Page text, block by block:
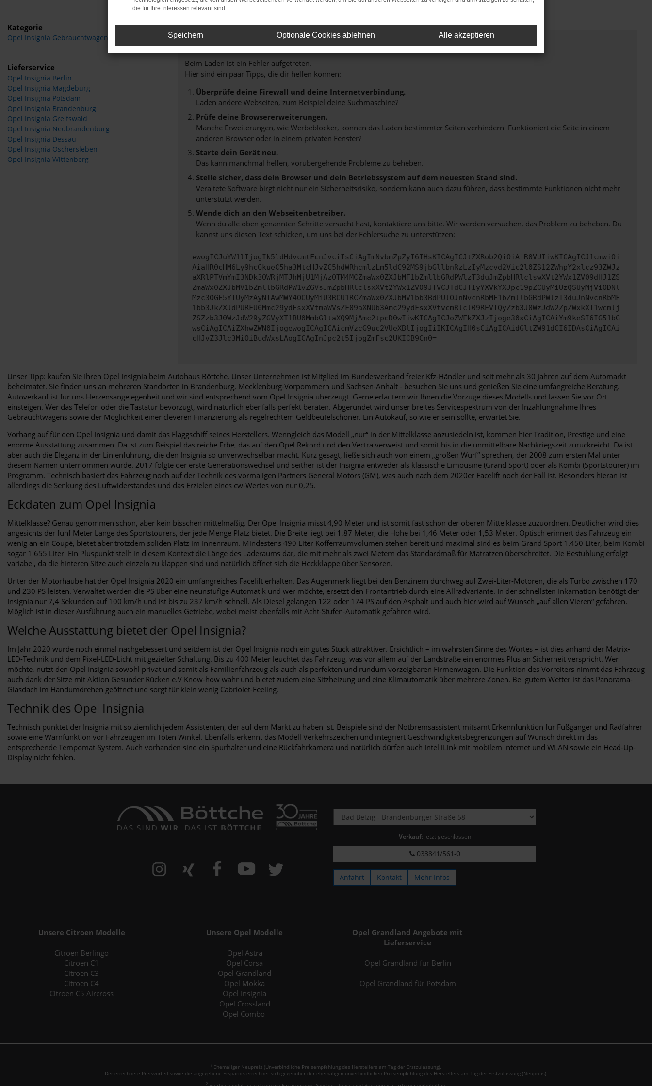
Kategorie
Opel Insignia Gebrauchtwagen
Lieferservice
Opel Insignia Berlin
Opel Insignia Magdeburg
Opel Insignia Potsdam
Opel Insignia Brandenburg
Opel Insignia Greifswald
Opel Insignia Neubrandenburg
Opel Insignia Dessau
Opel Insignia Oschersleben
Opel Insignia Wittenberg
Fehler: Network Error
Beim Laden ist ein Fehler aufgetreten.
Hier sind ein paar Tipps, die dir helfen können:
Überprüfe deine Firewall und deine Internetverbindung.
Laden andere Webseiten, zum Beispiel deine Suchmaschine?
Prüfe deine Browsererweiterungen.
Manche Erweiterungen, wie Werbeblocker, können das Laden bestimmter Seiten verhindern. Funktioniert die Seite in einem
anderen Browser oder in einem privaten Fenster?
Starte dein Gerät neu.
Das kann manchmal helfen, vorübergehende Probleme zu beheben.
Stelle sicher, dass dein Browser und dein Betriebssystem auf dem neuesten Stand sind.
Veraltete Software birgt nicht nur ein Sicherheitsrisiko, sondern kann auch dazu führen, dass bestimmte Funktionen nicht mehr
unterstützt werden.
Wende dich an den Webseitenbetreiber.
Wenn du alle oben genannten Schritte versucht hast, kontaktiere uns bitte. Wir werden versuchen, das Problem zu beheben. Du
kannst uns diesen Text schicken, um uns bei der Fehlersuche zu unterstützen:
ewogICJuYW1lIjogIk5ldHdvcmtFcnJvciIsCiAgImNvbmZpZyI6IHsKICAgICJtZXRob2QiOiAiR0VUIiwKICAgICJ1cmwiOi
AiaHR0cHM6Ly9hcGkueC5ha3MtcHJvZC5hdWRhcmlzLm5ldC92MS9jbGllbnRzLzIyMzcvd2Vic2l0ZS12ZWhpY2xlcz93ZWJz
aXRlPTVmYmI3NDk3OWRjMTJhMjU1MjAzOTM4MCZmaWx0ZXJbMF1bZmllbGRdPWlzT3duJmZpbHRlclswXVt2YWx1ZV09dHJ1ZS
ZmaWx0ZXJbMV1bZmllbGRdPW1vZGVsJmZpbHRlclsxXVt2YWx1ZV09JTVCJTdCJTIyYXVkYXJpc19pZCUyMiUzQSUyMjViODNl
Mzc3OGE5YTUyMzAyNTAwMWY4OCUyMiU3RCU1RCZmaWx0ZXJbMV1bb3BdPUlOJnNvcnRbMF1bZmllbGRdPWlzT3duJnNvcnRbMF
1bb3JkZXJdPURFU0Mmc29ydFsxXVtmaWVsZF09aXNUb3Amc29ydFsxXVtvcmRlcl09REVTQyZzb3J0WzJdW2ZpZWxkXT1wcmlj
ZSZzb3J0WzJdW29yZGVyXT1BU0MmbGltaXQ9MjAmc2tpcD0wIiwKICAgICJoZWFkZXJzIjoge30sCiAgICAiYm9keSI6IG51bG
wsCiAgICAiZXhwZWN0IjogewogICAgICAicmVzcG9uc2VUeXBlIjogIiIKICAgIH0sCiAgICAidGltZW91dCI6IDAsCiAgICAi
cHJvZ3Jlc3MiOiBudWxsLAogICAgInJpc2t5IjogZmFsc2UKICB9Cn0=
Unser Tipp: kaufen Sie Ihren Opel Insignia beim Autohaus Böttche. Unser Unternehmen ist Mitglied im Bundesverband freier Kfz-Händler und seit mehr als 30 Jahren auf dem Automarkt
beheimatet. Sie finden uns an mehreren Standorten in Brandenburg, Mecklenburg-Vorpommern und Sachsen-Anhalt - besuchen Sie uns und genießen Sie eine umfangreiche Beratung.
Autoverkauf ist für uns Herzensangelegenheit und wir sind entsprechend vom Opel Insignia überzeugt. Gerne erläutern wir Ihnen die Vorzüge dieses Modells und lassen Sie vor Ort
einsteigen. Wer das Telefon oder die Tastatur bevorzugt, wird natürlich ebenfalls perfekt beraten. Abgerundet wird unser breites Servicespektrum von der Inzahlungnahme Ihres
Gebrauchtwagens sowie der Möglichkeit einer cleveren Finanzierung als regelrechtem Geldbeutelschoner. Ein Autokauf, so wie er sein sollte, erwartet Sie.
Vorhang auf für den Opel Insignia und damit das Flaggschiff seines Herstellers. Wenngleich das Modell „nur“ in der Mittelklasse anzusiedeln ist, kommen hier Tradition, Prestige und eine
enorme Ausstattung zusammen. Da ist zum Beispiel das reiche Erbe, das auf den Opel Rekord und den Vectra verweist und somit bis in die unmittelbare Nachkriegszeit zurückreicht. Da ist
aber auch die Eleganz in der Linienführung, die den Insignia so unverwechselbar macht. Kurz gesagt, ließe sich auch von einem „großen Wurf“ sprechen, der 2008 zum ersten Mal unter
diesem Namen unternommen wurde. 2017 folgte der erste Generationswechsel und seither ist der Insignia entweder als klassische Limousine (Grand Sport) oder als Kombi (Sportstourer) im
Programm. Technisch basiert das Fahrzeug noch auf der Technik des vormaligen Partners General Motors (GM), was auch nach dem 2020er Facelift noch der Fall ist. Besonders hieran ist
allerdings die Senkung des Luftwiderstandes und das Erzielen eines cw-Wertes von nur 0,25.
Eckdaten zum Opel Insignia
Mittelklasse? Genau genommen schon, aber kein bisschen mittelmäßig. Der Opel Insignia misst 4,90 Meter und ist somit fast schon der oberen Mittelklasse zuzuordnen. Deutlicher wird dies
angesichts der fünf Meter Länge des Sportstourers, der jede Menge Platz bietet. Die Breite liegt bei 1,87 Meter, die Höhe bei 1,46 Meter oder 1,53 Meter. Optisch erinnert das Fahrzeug ein
wenig an ein Coupé, bietet aber trotzdem soliden Platz im Innenraum. Mindestens 490 Liter Kofferraumvolumen stehen bereit und maximal sind es beim Grand Sport 1.450 Liter, beim Kombi
sogar 1.655 Liter. Ein Pluspunkt stellt in diesem Kontext die Länge des Laderaums dar, die mit mehr als zwei Metern das Standardmaß für Matratzen überschreitet. Die Bestuhlung erfolgt
variabel, da die hinteren Sitze auch einzeln zu klappen sind und natürlich öffnet sich die Heckklappe über Sensoren.
Unter der Motorhaube hat der Opel Insignia 2020 ein umfangreiches Facelift erhalten. Das Augenmerk liegt bei den Benzinern durchweg auf Zwei-Liter-Motoren, die als Turbo zwischen 170
und 230 PS leisten. Verwaltet werden die PS über eine neunstufige Automatik und wer möchte, ersetzt den Frontantrieb durch eine Allradvariante. In der schnellsten Inkarnation benötigt der
Insignia nur 7,4 Sekunden auf 100 km/h und ist bis zu 237 km/h schnell. Als Diesel gelangen 122 oder 174 PS auf den Asphalt und auch hier wird auf Wunsch „auf allen Vieren“ gefahren.
Möglich ist in dieser Ausführung auch ein manuelles Getriebe, wobei meist ebenfalls mit Acht-Stufen-Automatik gefahren wird.
Welche Ausstattung bietet der Opel Insignia?
Im Jahr 2020 wurde noch einmal nachgebessert und seitdem ist der Opel Insignia noch ein gutes Stück attraktiver. Ersichtlich – im wahrsten Sinne des Wortes – ist dies anhand der Matrix-
LED-Technik und dem Pixel-LED-Licht mit gezielter Schaltung. Bis zu 400 Meter leuchtet das Fahrzeug, was vor allem auf der Landstraße ein enormes Plus an Sicherheit verspricht. Wer
möchte, nutzt den Opel Insignia sowohl privat und somit als Familienfahrzeug als auch als perfekten und rundum vorzeigbaren Firmenwagen. Die Funktion des Vorreiters nimmt das Fahrzeug
auch dank der Sitze mit Aktion Gesunder Rücken e.V Know-how wahr und bietet zudem eine Sitzheizung und eine Klimautomatik über mehrere Zonen. Bei gutem Wetter ist das Panorama-
Glasdach im Handumdrehen geöffnet und sorgt für klein wenig Cabriolet-Feeling.
Technik des Opel Insignia
Technisch punktet der Insignia mit so ziemlich jedem Assistenten, der auf dem Markt zu haben ist. Beispiele sind der Notbremsassistent mitsamt Erkennfunktion für Fußgänger und Radfahrer
sowie eine Warnfunktion vor Fahrzeugen im Toten Winkel. Ebenfalls erkennt das Modell Verkehrszeichen und integriert Geschwindigkeitsbegrenzungen auf Wunsch direkt in das
entsprechende Tempomat-System. Auch vorhanden sind ein Spurhalter und eine Rückfahrkamera und natürlich dürfen auch IntelliLink mit mobilem Internet und WLAN sowie ein Head-Up-
Display nicht fehlen.
Verkauf: jetzt geschlossen
033841/561-0
Anfahrt Kontakt Mehr Infos
Unsere Citroen Modelle
Citroen Berlingo
Citroen C1
Citroen C3
Citroen C4
Citroen C5 Aircross
Unsere Opel Modelle
Opel Astra
Opel Corsa
Opel Grandland
Opel Mokka
Opel Insignia
Opel Crossland
Opel Combo
Opel Grandland Angebote mit
Lieferservice
Opel Grandland für Berlin
Opel Grandland für Potsdam
1 Ehemaliger Neupreis (Unverbindliche Preisempfehlung des Herstellers am Tag der Erstzulassung).
Der errechnete Preisvorteil sowie die angegebene Ersparnis errechnet sich gegenüber der ehemaligen unverbindlichen Preisempfehlung des Herstellers am Tag der Erstzulassung (Neupreis).
2
die für Ihre Interessen relevant sind.
Speichern Optionale Cookies ablehnen Alle akzeptieren